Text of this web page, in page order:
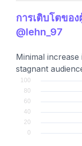
การเติบโตขอ
@lehn_97
Minimal
stagnant